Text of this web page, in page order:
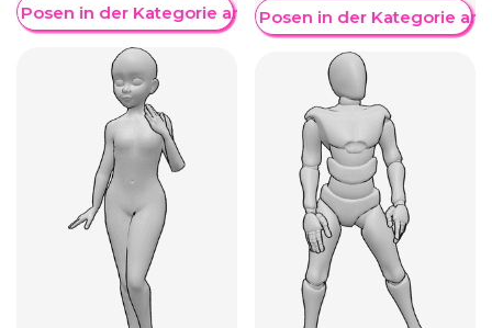
Posen in der Kategorie anzeigenWeitere Posen in der Kategorie